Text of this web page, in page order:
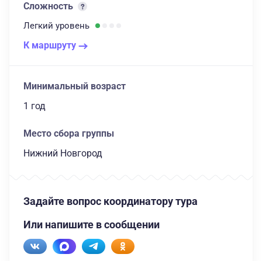
Сложность
Легкий уровень
К маршруту
Минимальный возраст
1 год
Место сбора группы
Нижний Новгород
Задайте вопрос координатору тура
Или напишите в сообщении